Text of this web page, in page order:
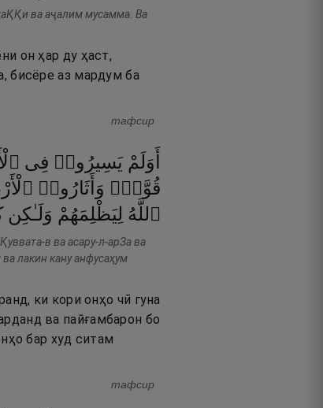
ва аҷалим мусамма. Ва
он ҳар ду ҳаст,
бисёре аз мардум ба
тафсир
أَوَلَمْ يَسِيرُوا۟ فِى
قُوَّةًۭ وَأَثَارُوا۟
ٱللَّهُ لِيَظْلِمَهُمْ وَلَـٰكِن
в ва асару-л-арЗа ва
лакин кану анфусаҳум
ки кори онҳо чӣ гуна
ва пайғамбарон бо
бар худ ситам
тафсир